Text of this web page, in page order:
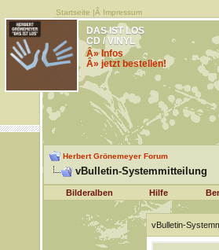
Startseite |Â Impressum
DAS IST LOS
CD / VINYL
Â» Infos
Â» jetzt bestellen!
Herbert Grönemeyer Forum
vBulletin-Systemmitteilung
Bilderalben Hilfe
vBulletin-